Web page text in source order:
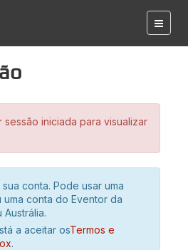
sessão iniciada para visualizar
conta. Pode usar uma
conta do Eventor da
a aceitar osTermos e
.